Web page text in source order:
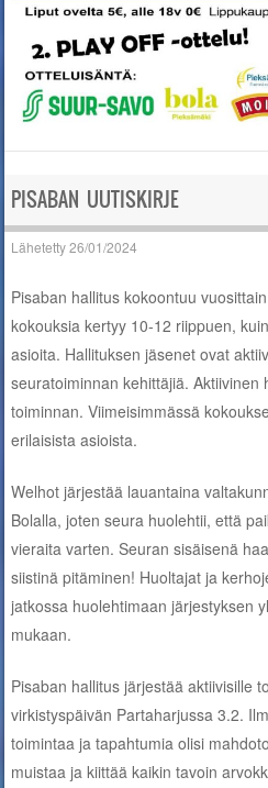
PISABAN UUTISKIRJE
Lähetetty26/01/2024
Pisaban hallitus kokoontuu
kokouksia kertyy 10-12 riippuen,
asioita. Hallituksen jäsenet ovat
seuratoiminnan kehittäjiä. Aktiivinen
toiminnan. Viimeisimmässä
erilaisista asioista.
Welhot järjestää lauantaina
Bolalla, joten seura huolehtii, että
vieraita varten. Seuran sisäisenä
siistinä pitäminen! Huoltajat ja
jatkossa huolehtimaan järjestyksen
mukaan.
Pisaban hallitus järjestää aktiivisille
virkistyspäivän Partaharjussa 3.2.
toimintaa ja tapahtumia olisi
muistaa ja kiittää kaikin tavoin